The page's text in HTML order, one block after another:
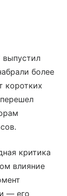
выпустил
более
коротких
критика
влияние
— его